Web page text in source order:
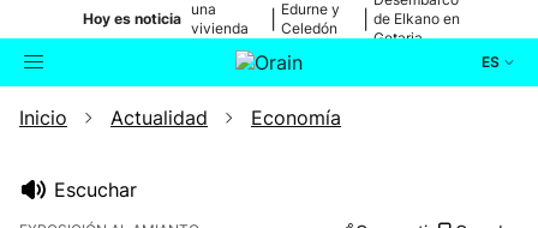
Hoy es noticia
una
vivienda
de Bilbao
Edurne y
Celedón
de Elkano en
Getaria
ES
Buscador Actualidad
Inicio Actualidad Economía
Escuchar